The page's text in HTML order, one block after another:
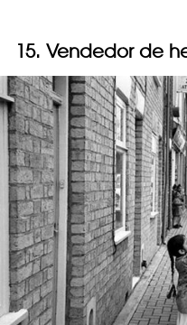
15. Vendedor de